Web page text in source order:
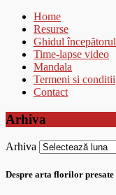
Home
Resurse
Ghidul
Time-lapse video
Mandala
Termeni si conditii
Contact
Arhiva
Arhiva
Despre arta florilor presate